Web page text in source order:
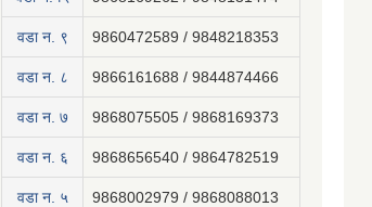
वडा न. ९ 9860472589 / 9848218353
वडा न. ८ 9866161688 / 9844874466
वडा न. ७ 9868075505 / 9868169373
वडा न. ६ 9868656540 / 9864782519
वडा न. ५ 9868002979 / 9868088013